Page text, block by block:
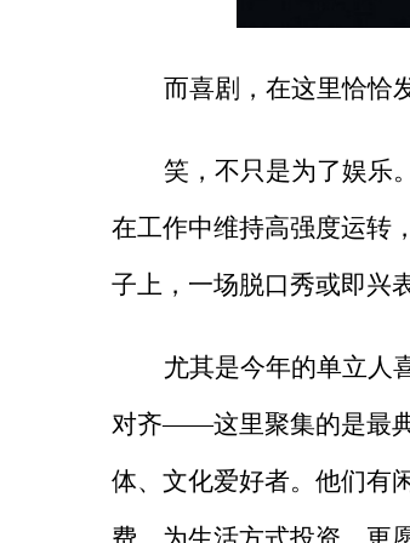
而喜剧，在这里恰恰
笑，不只是为了娱乐
在工作中维持高强度运转
子上，一场脱口秀或即兴
尤其是今年的单立人
对齐——这里聚集的是最典
体、文化爱好者。他们有